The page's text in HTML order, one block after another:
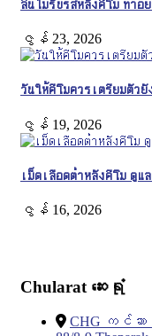
ลิ้นไม่รับรสหลังคีโม ทำอ
ဇွန် 23, 2026
วันให้คีโมควรเตรียมตัวยั
ဇွန် 19, 2026
เม็ดเลือดต่ำหลังคีโม ดูแ
ဇွန် 16, 2026
Chularat ဆေးရုံ
CHG ကင်ဆ